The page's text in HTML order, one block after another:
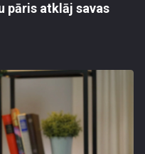
pāris atklāj savas